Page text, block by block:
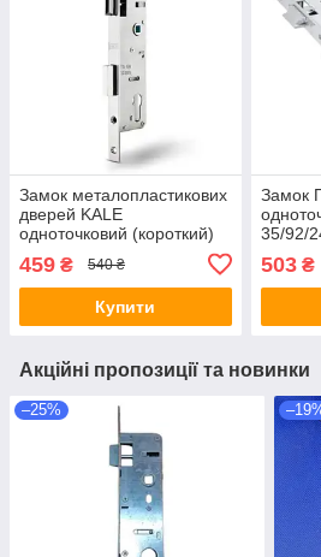
Замок металопластикових
дверей KALE
одноточковий (короткий)
фалевою клямкою
459 ₴ 540 ₴
Купити
Замок
35/92/
503₴
Акційні пропозиції та новинки
–25%